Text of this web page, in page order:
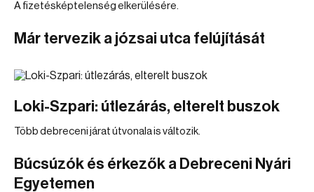
A fizetésképtelenség elkerülésére.
Már tervezik a józsai utca felújítását
Loki-Szpari: útlezárás, elterelt buszok
Több debreceni járat útvonala is változik.
Búcsúzók és érkezők a Debreceni Nyári
Egyetemen